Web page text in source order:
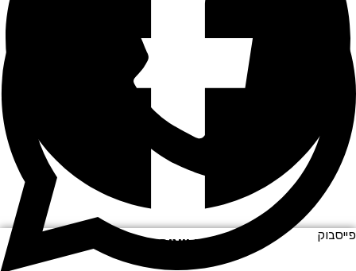
לתיאום ויצירת קשר